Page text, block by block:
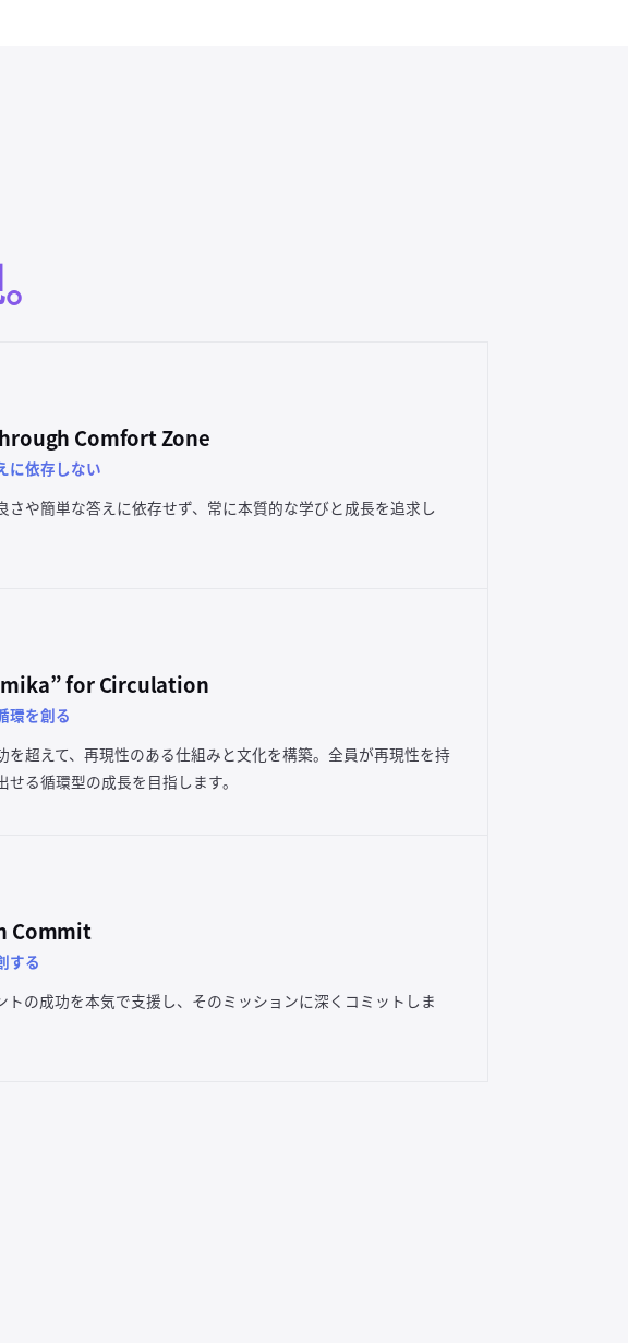
Comfort Zone
に依存しない
さや簡単な答えに依存せず、常に本質的な学びと成長を追求し
for Circulation
環を創る
を超えて、再現性のある仕組みと文化を構築。全員が再現性を持
せる循環型の成長を目指します。
Commit
する
トの成功を本気で支援し、そのミッションに深くコミットしま